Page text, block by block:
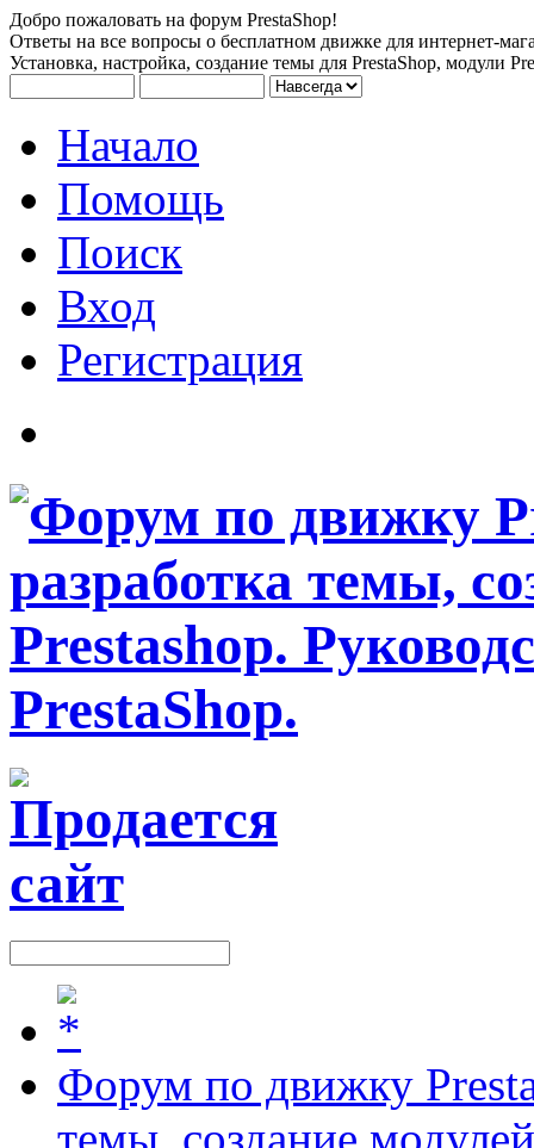
Добро пожаловать на форум PrestaShop!
Ответы на все вопросы о бесплатном движке для интернет-
Установка, настройка, создание темы для PrestaShop, модули
Начало
Помощь
Поиск
Вход
Регистрация
Форум по движку